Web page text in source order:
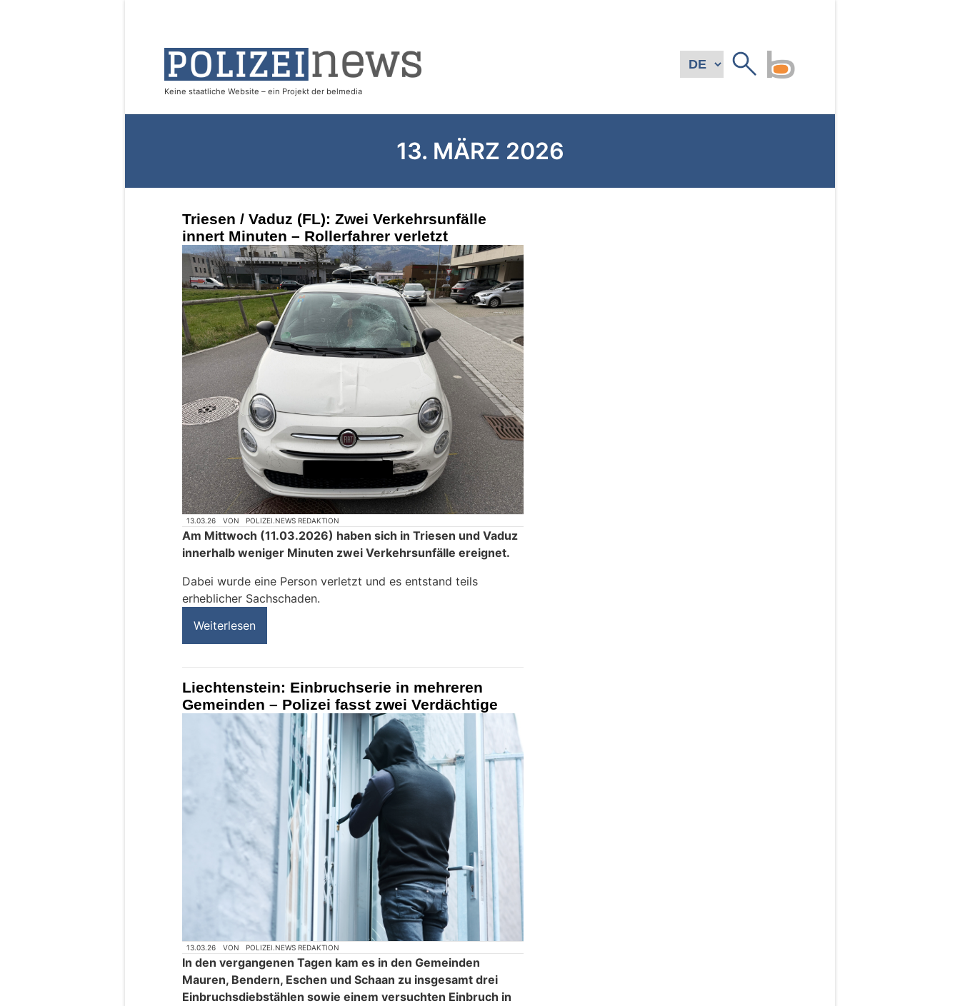
13. MÄRZ 2026
Triesen / Vaduz (FL): Zwei Verkehrsunfälle
innert Minuten – Rollerfahrer verletzt
13.03.26 VON POLIZEI.NEWS REDAKTION
Am Mittwoch (11.03.2026) haben sich in Triesen und Vaduz
innerhalb weniger Minuten zwei Verkehrsunfälle ereignet.
Dabei wurde eine Person verletzt und es entstand teils
erheblicher Sachschaden.
Weiterlesen
Liechtenstein: Einbruchserie in mehreren
Gemeinden – Polizei fasst zwei Verdächtige
13.03.26 VON POLIZEI.NEWS REDAKTION
In den vergangenen Tagen kam es in den Gemeinden
Mauren, Bendern, Eschen und Schaan zu insgesamt drei
Einbruchsdiebstählen sowie einem versuchten Einbruch in